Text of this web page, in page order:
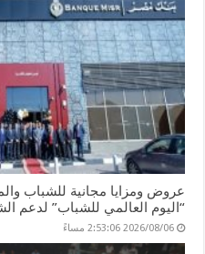
عروض ومزايا مجانية للشباب
“اليوم العالمي للشباب” لدعم
2026/08/06 2:53:06 مساءً